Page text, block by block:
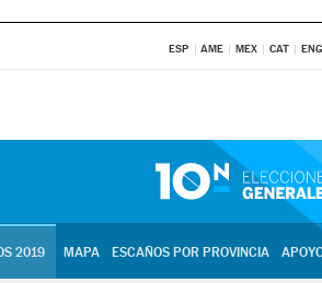
ESP AME MEX CAT ENG
2019 MAPA ESCAÑOS POR PROVINCIA